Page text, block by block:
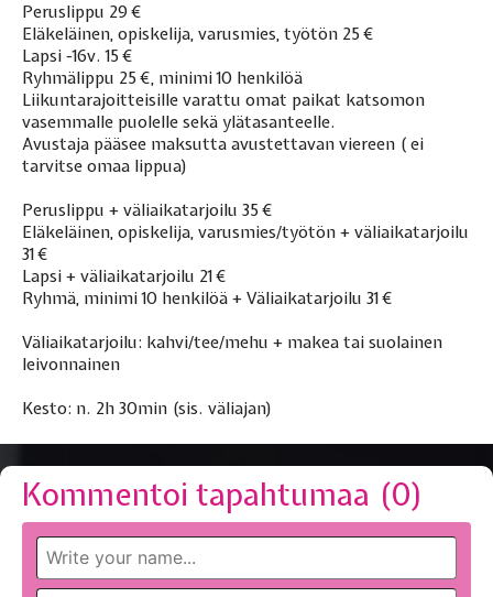
Peruslippu 29 €
Eläkeläinen, opiskelija, varusmies, työtön 25 €
Lapsi -16v. 15 €
Ryhmälippu 25 €, minimi 10 henkilöä
Liikuntarajoitteisille varattu omat paikat katsomon
vasemmalle puolelle sekä ylätasanteelle.
Avustaja pääsee maksutta avustettavan viereen ( ei
tarvitse omaa lippua)
Peruslippu + väliaikatarjoilu 35 €
Eläkeläinen, opiskelija, varusmies/työtön + väliaikatarjoilu
31 €
Lapsi + väliaikatarjoilu 21 €
Ryhmä, minimi 10 henkilöä + Väliaikatarjoilu 31 €
Väliaikatarjoilu: kahvi/tee/mehu + makea tai suolainen
leivonnainen
Kesto: n. 2h 30min (sis. väliajan)
Kommentoi tapahtumaa (0)